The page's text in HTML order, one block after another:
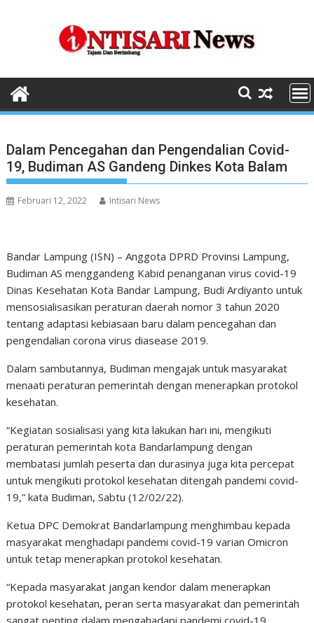
Dalam Pencegahan dan Pengendalian Covid-
19, Budiman AS Gandeng Dinkes Kota Balam
Februari 12, 2022 Intisari News
Bandar Lampung (ISN) – Anggota DPRD Provinsi Lampung,
Budiman AS menggandeng Kabid penanganan virus covid-19
Dinas Kesehatan Kota Bandar Lampung, Budi Ardiyanto untuk
mensosialisasikan peraturan daerah nomor 3 tahun 2020
tentang adaptasi kebiasaan baru dalam pencegahan dan
pengendalian corona virus diasease 2019.
Dalam sambutannya, Budiman mengajak untuk masyarakat
menaati peraturan pemerintah dengan menerapkan protokol
kesehatan.
“Kegiatan sosialisasi yang kita lakukan hari ini, mengikuti
peraturan pemerintah kota Bandarlampung dengan
membatasi jumlah peserta dan durasinya juga kita percepat
untuk mengikuti protokol kesehatan ditengah pandemi covid-
19,” kata Budiman, Sabtu (12/02/22).
Ketua DPC Demokrat Bandarlampung menghimbau kepada
masyarakat menghadapi pandemi covid-19 varian Omicron
untuk tetap menerapkan protokol kesehatan.
“Kepada masyarakat jangan kendor dalam menerapkan
protokol kesehatan, peran serta masyarakat dan pemerintah
sangat penting dalam mengahadapi pandemi covid-19